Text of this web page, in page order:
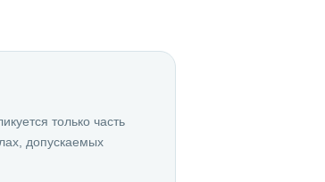
только часть
допускаемых